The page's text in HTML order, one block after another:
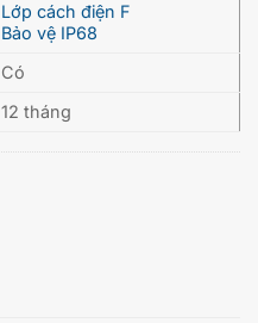
Lớp cách điện F
Bảo vệ IP68
Có
12 tháng